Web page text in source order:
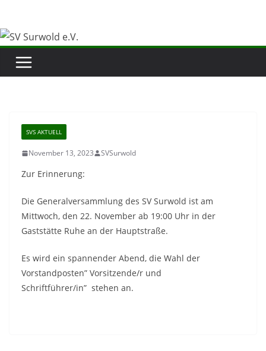
springen
SVS AKTUELL
November 13, 2023 SVSurwold
Zur Erinnerung:
Die Generalversammlung des SV Surwold ist am
Mittwoch, den 22. November ab 19:00 Uhr in der
Gaststätte Ruhe an der Hauptstraße.
Es wird ein spannender Abend, die Wahl der
Vorstandposten” Vorsitzende/r und
Schriftführer/in” stehen an.